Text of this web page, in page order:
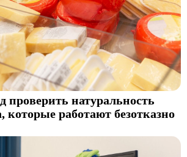
проверить натуральность
которые работают безотказно